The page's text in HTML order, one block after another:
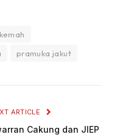
kemah
pramuka jakut
ARTICLE
Cakung dan JIEP